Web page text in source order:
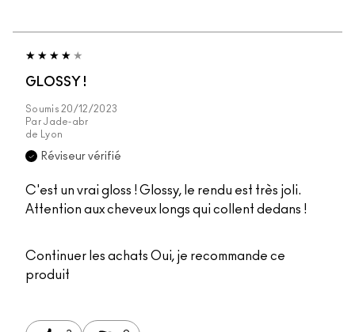
GLOSSY !
Soumis 20/12/2023
Par Jade-abr
de
Lyon
Réviseur vérifié
C'est un vrai gloss ! Glossy, le rendu est très joli.
Attention aux cheveux longs qui collent dedans !
Continuer les achats Oui, je recommande ce
produit